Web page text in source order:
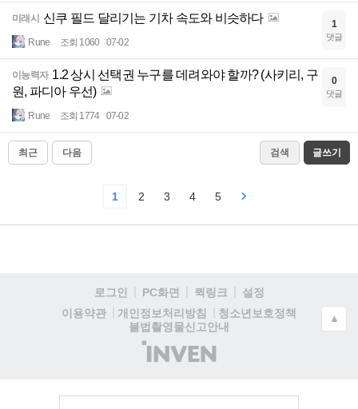
미래시 신쿠 필드 달리기는 기차 속도와 비슷하다
Rune 조회 1060 07-02
1
댓글
이능력자 1.2 상시 선택권 누구를 데려와야 할까? (사키리, 구
원, 파디아 우선)
Rune 조회 1774 07-02
0
댓글
최근 다음 검색 글쓰기
1 2 3 4 5
로그인 PC화면 퀵링크
설정
이용약관
개인정보처리방침
청소년보호정책
불법촬영물신고안내
(주)
인
▲